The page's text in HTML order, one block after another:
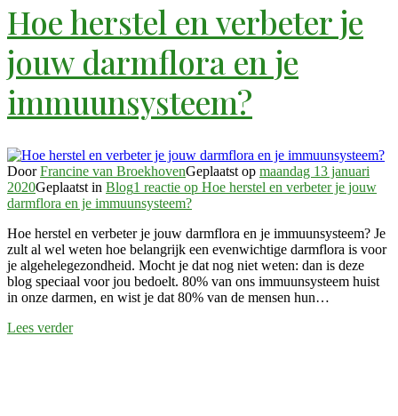
Hoe herstel en verbeter je
jouw darmflora en je
immuunsysteem?
DoorFrancine van BroekhovenGeplaatst op maandag 13 januari
2020Geplaatst in Blog1 reactie op Hoe herstel en verbeter je jouw
darmflora en je immuunsysteem?
Hoe herstel en verbeter je jouw darmflora en je immuunsysteem? Je
zult al wel weten hoe belangrijk een evenwichtige darmflora is voor
je algehelegezondheid. Mocht je dat nog niet weten: dan is deze
blog speciaal voor jou bedoelt. 80% van ons immuunsysteem huist
in onze darmen, en wist je dat 80% van de mensen hun…
Lees verder